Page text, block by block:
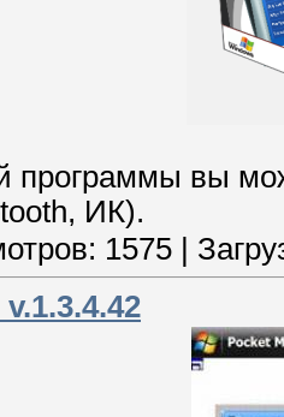
вы
ИК).
1575